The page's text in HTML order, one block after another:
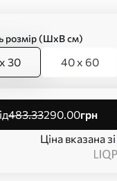
розмір (ШхВ см)
30 40 x 60
від483.33290.00грн
Ціна вказана зі